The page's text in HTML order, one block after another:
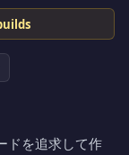
ドを追求して作